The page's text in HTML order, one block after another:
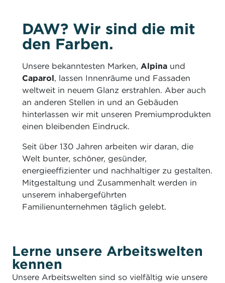
DAW?­ Wir sind die mit
den Farben.
Unsere bekanntesten Marken, Alpina und
Caparol, lassen Innenräume und Fassaden
weltweit in neuem Glanz erstrahlen. Aber auch
an anderen Stellen in und an Gebäuden
hinterlassen wir mit unseren Premiumprodukten
einen bleibenden Eindruck.
Seit über 130 Jahren arbeiten wir daran, die
Welt bunter, schöner, gesünder,
energieeffizienter und nachhaltiger zu gestalten.
Mitgestaltung und Zusammenhalt werden in
unserem inhabergeführten
Familienunternehmen täglich gelebt.
Lerne unsere Arbeitswelten
kennen
Unsere Arbeitswelten sind so vielfältig wie unsere